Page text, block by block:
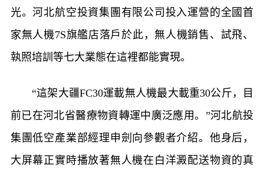
光。河北航空投資集團有限公司投入運營的全國首
家無人機7S旗艦店落戶於此，無人機銷售、試飛、
執照培訓等七大業態在這裡都能實現。
“這架大疆FC30運載無人機最大載重30公斤，目
前已在河北省醫療物資轉運中廣泛應用。”河北航投
集團低空產業部經理申劍向參觀者介紹。他身后，
大屏幕正實時播放著無人機在白洋澱配送物資的真